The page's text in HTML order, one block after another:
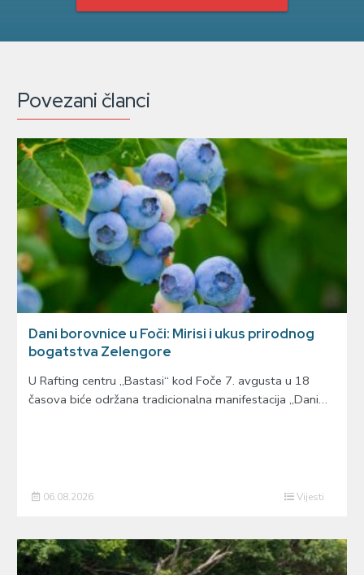
Povezani članci
Dani borovnice u Foči: Mirisi i ukus prirodnog
bogatstva Zelengore
U Rafting centru „Bastasi“ kod Foče 7. avgusta u 18
časova biće održana tradicionalna manifestacija „Dani…
06.08.2026 Vijesti